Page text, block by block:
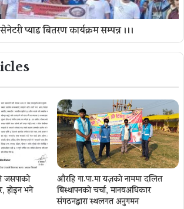
प्याड बितरण कार्यक्रम सम्पन्न ।।।
जसपाको
होइन भने
औरहि गा.पा.मा यज्ञकाे नाममा दलित
बिस्थापनकाे चर्चा, मानवअधिकार
संगठनद्वारा स्थलगत अनुगमन